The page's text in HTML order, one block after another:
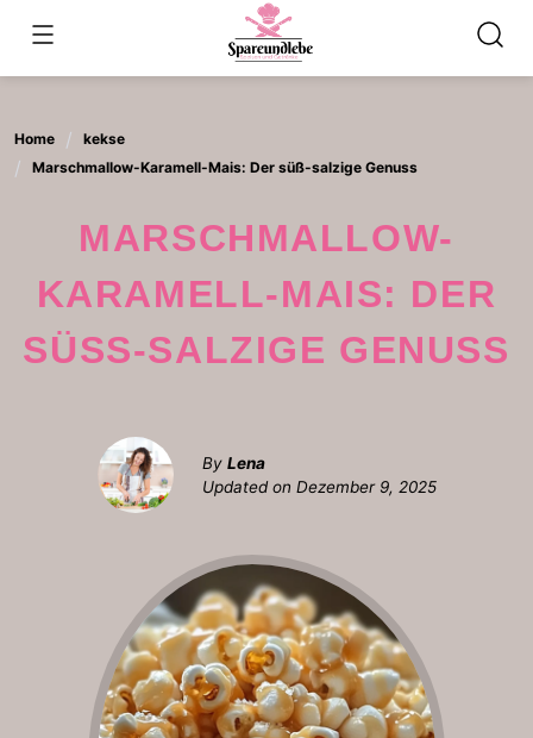
content
Home
kekse
Marschmallow-Karamell-Mais: Der süß-salzige Genuss
MARSCHMALLOW-
KARAMELL-MAIS: DER
SÜSS-SALZIGE GENUSS
By Lena
Updated on Dezember 9, 2025